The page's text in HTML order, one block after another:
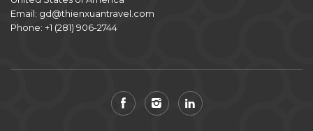
Email: gd@thienxuantravel.com
Phone: +1 (281) 906-2744